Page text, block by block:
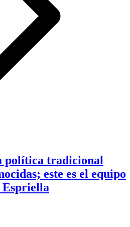
política tradicional
este es el equipo
Espriella